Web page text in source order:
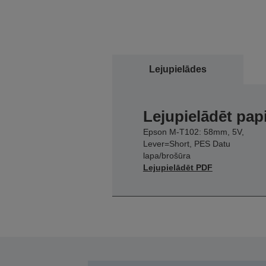
Lejupielādes
Lejupielādēt
Epson M-T102: 58mm, 5V,
Lever=Short, PES Datu
lapa/brošūra
Lejupielādēt PDF